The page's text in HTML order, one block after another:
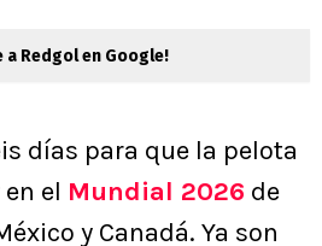
a Redgol en Google!
días para que la pelota
el Mundial 2026 de
y Canadá. Ya son